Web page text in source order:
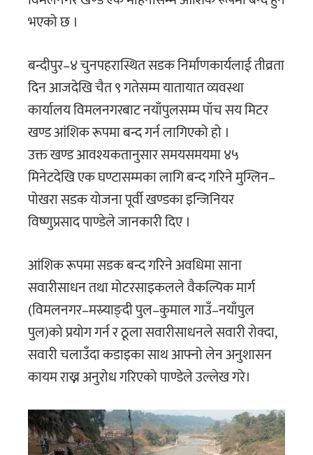
भएको छ ।
बन्दीपुर–४ चुनपहरास्थित सडक निर्माणकार्यलाई तीव्रता
दिन आजदेखि चैत ९ गतेसम्म यातायात व्यवस्था
कार्यालय विमलनगरबाट नयाँपुलसम्म पॉच सय मिटर
खण्ड आंशिक रूपमा बन्द गर्न लागिएको हो ।
उक्त खण्ड आवश्यकतानुसार समयसमयमा ४५
मिनेटदेखि एक घण्टासम्मका लागि बन्द गरिने मुग्लिन–
पोखरा सडक योजना पूर्वी खण्डका इन्जिनियर
विष्णुप्रसाद पाण्डेले जानकारी दिए ।
आंशिक रूपमा सडक बन्द गरिने अवधिमा साना
सवारीसाधन तथा मोटरसाइकलले वैकल्पिक मार्ग
(विमलनगर–मस्र्याङ्दी पुल–कुमाल गाउँ–नयाँपुल
पुल)को प्रयोग गर्न र ठूला सवारीसाधनले सवारी रोक्दा,
सवारी चलाउँदा कडाइका साथ आफ्नो लेन अनुशासन
कायम राख्न अनुरोध गरिएको पाण्डेले उल्लेख गरे।